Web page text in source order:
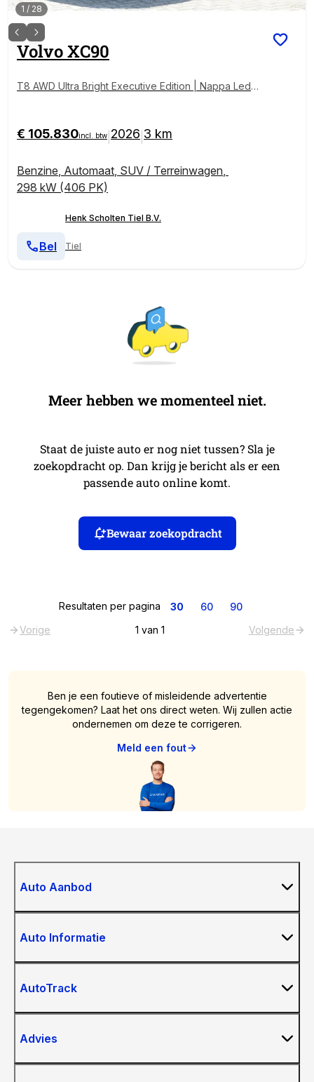
1 / 28
VolvoXC90
T8 AWD Ultra Bright Executive Edition | Nappa Leder
| Massagefunctie | Verwarmde voorstoelen & stuurwi
el | Luchtvering | Gelamineerd en getint glas | Adapti
Lake Metallic
€ 105.830incl. btw 2026 3 km
Benzine, Automaat, SUV / Terreinwagen,
298 kW (406 PK)
Henk Scholten Tiel B.V.
Tiel
Bel
Meer hebben we momenteel niet.
Staat de juiste auto er nog niet tussen? Sla je
zoekopdracht op. Dan krijg je bericht als er een
passende auto online komt.
Bewaar zoekopdracht
Resultaten per pagina 30 60
90
Vorige
1 van 1 Volgende
Ben je een foutieve of misleidende advertentie
tegengekomen? Laat het ons direct weten. Wij zullen actie
ondernemen om deze te corrigeren.
Meld een fout
Auto Aanbod
Auto Informatie
AutoTrack
Advies